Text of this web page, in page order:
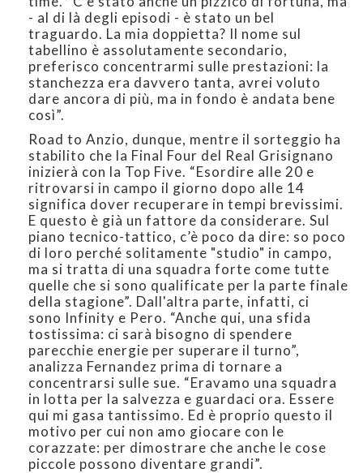
- al di là degli episodi - è stato un bel
traguardo. La mia doppietta? Il nome sul
tabellino è assolutamente secondario,
preferisco concentrarmi sulle prestazioni: la
stanchezza era davvero tanta, avrei voluto
dare ancora di più, ma in fondo è andata bene
così”.
Road to Anzio, dunque, mentre il sorteggio ha
stabilito che la Final Four del Real Grisignano
inizierà con la Top Five. “Esordire alle 20 e
ritrovarsi in campo il giorno dopo alle 14
significa dover recuperare in tempi brevissimi.
E questo è già un fattore da considerare. Sul
piano tecnico-tattico, c’è poco da dire: so poco
di loro perché solitamente "studio" in campo,
ma si tratta di una squadra forte come tutte
quelle che si sono qualificate per la parte finale
della stagione”. Dall'altra parte, infatti, ci
sono Infinity e Pero. “Anche qui, una sfida
tostissima: ci sarà bisogno di spendere
parecchie energie per superare il turno”,
analizza Fernandez prima di tornare a
concentrarsi sulle sue. “Eravamo una squadra
in lotta per la salvezza e guardaci ora. Essere
qui mi gasa tantissimo. Ed è proprio questo il
motivo per cui non amo giocare con le
corazzate: per dimostrare che anche le cose
piccole possono diventare grandi”.